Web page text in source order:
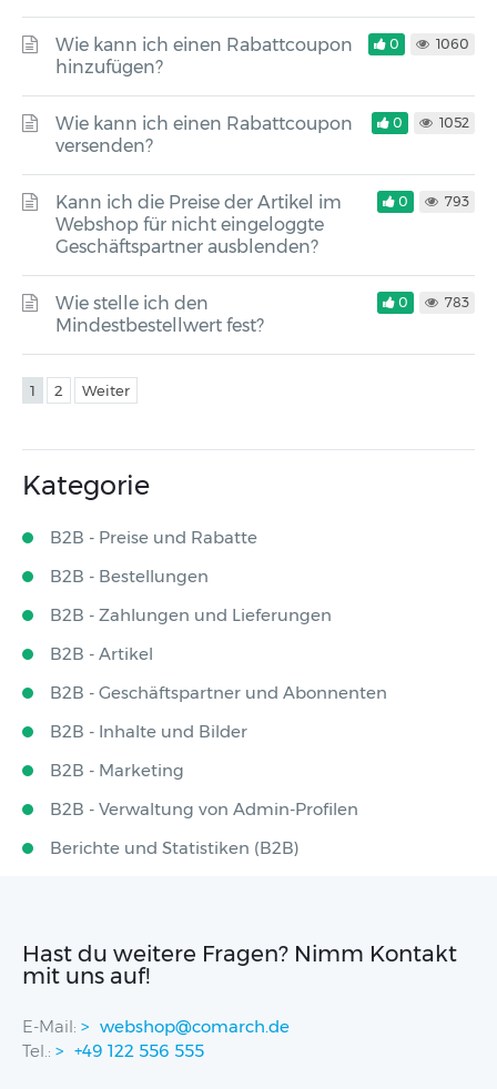
Wie kann ich einen Rabattcoupon
hinzufügen?
0 1060
Wie kann ich einen Rabattcoupon
versenden?
0 1052
Kann ich die Preise der Artikel im
Webshop für nicht eingeloggte
Geschäftspartner ausblenden?
0 793
Wie stelle ich den
Mindestbestellwert fest?
0 783
1 2 Weiter
Kategorie
B2B - Preise und Rabatte
B2B - Bestellungen
B2B - Zahlungen und Lieferungen
B2B - Artikel
B2B - Geschäftspartner und Abonnenten
B2B - Inhalte und Bilder
B2B - Marketing
B2B - Verwaltung von Admin-Profilen
Berichte und Statistiken (B2B)
Hast du weitere Fragen? Nimm Kontakt
mit uns auf!
E-Mail:
webshop@comarch.de
Tel.:
+49 122 556 555